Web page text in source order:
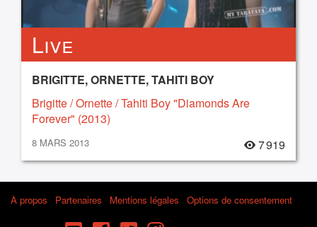
Live
BRIGITTE, ORNETTE, TAHITI BOY
Brigitte / Ornette / Tahiti Boy "Diamonds Are
Forever" (2013)
8 MARS 2013 7 919
À propos Partenaires Mentions légales Options de consentement